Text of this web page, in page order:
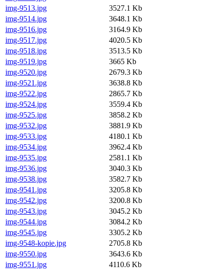
img-9513.jpg
3527.1 Kb
img-9514.jpg
3648.1 Kb
img-9516.jpg
3164.9 Kb
img-9517.jpg
4020.5 Kb
img-9518.jpg
3513.5 Kb
img-9519.jpg
3665 Kb
img-9520.jpg
2679.3 Kb
img-9521.jpg
3638.8 Kb
img-9522.jpg
2865.7 Kb
img-9524.jpg
3559.4 Kb
img-9525.jpg
3858.2 Kb
img-9532.jpg
3881.9 Kb
img-9533.jpg
4180.1 Kb
img-9534.jpg
3962.4 Kb
img-9535.jpg
2581.1 Kb
img-9536.jpg
3040.3 Kb
img-9538.jpg
3582.7 Kb
img-9541.jpg
3205.8 Kb
img-9542.jpg
3200.8 Kb
img-9543.jpg
3045.2 Kb
img-9544.jpg
3084.2 Kb
img-9545.jpg
3305.2 Kb
img-9548-kopie.jpg
2705.8 Kb
img-9550.jpg
3643.6 Kb
img-9551.jpg
4110.6 Kb